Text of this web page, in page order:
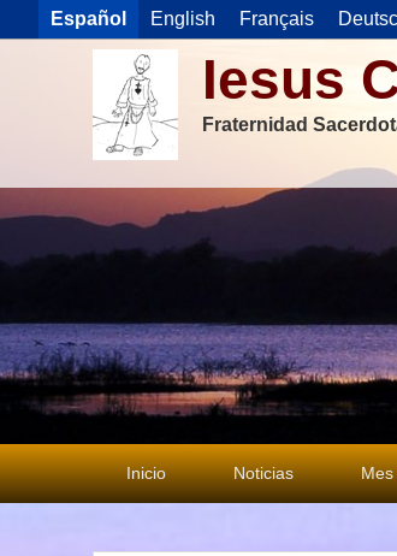
Español English Français
Iesus
Fraternidad
Menú
principal
Inicio Noticias Mes